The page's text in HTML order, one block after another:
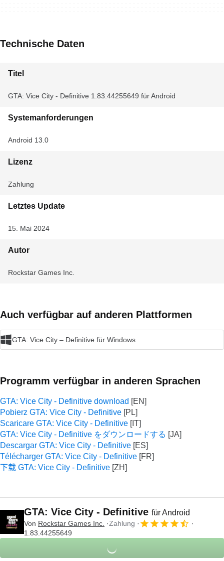
Technische Daten
Titel
GTA: Vice City - Definitive 1.83.44255649 für Android
Systemanforderungen
Android 13.0
Lizenz
Zahlung
Letztes Update
15. Mai 2024
Autor
Rockstar Games Inc.
Auch verfügbar auf anderen Plattformen
GTA: Vice City – Definitive für Windows
Programm verfügbar in anderen Sprachen
GTA: Vice City - Definitive download
Pobierz GTA: Vice City - Definitive
Scaricare GTA: Vice City - Definitive
GTA: Vice City - Definitive をダウンロードする
Descargar GTA: Vice City - Definitive
Télécharger GTA: Vice City - Definitive
下载 GTA: Vice City - Definitive
GTA: Vice City - Definitive für Android
Von Rockstar Games Inc.
Zahlung
1.83.44255649